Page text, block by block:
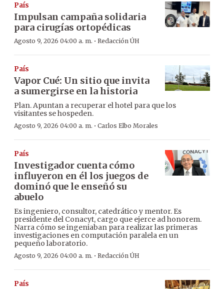
País
Impulsan campaña solidaria
para cirugías ortopédicas
Agosto 9, 2026 04:00 a. m. · Redacción ÚH
País
Vapor Cué: Un sitio que invita
a sumergirse en la historia
Plan. Apuntan a recuperar el hotel para que los
visitantes se hospeden.
Agosto 9, 2026 04:00 a. m. · Carlos Elbo Morales
País
Investigador cuenta cómo
influyeron en él los juegos de
dominó que le enseñó su
abuelo
Es ingeniero, consultor, catedrático y mentor. Es
presidente del Conacyt, cargo que ejerce ad honorem.
Narra cómo se ingeniaban para realizar las primeras
investigaciones en computación paralela en un
pequeño laboratorio.
Agosto 9, 2026 04:00 a. m. · Redacción ÚH
País